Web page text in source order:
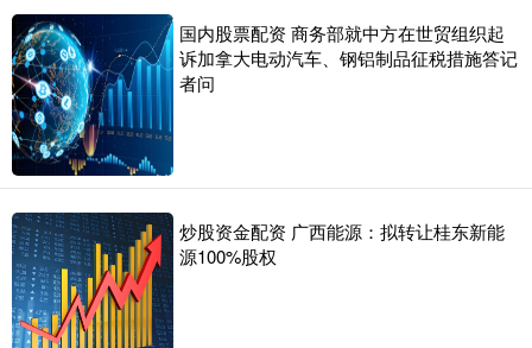
国内股票配资 商务部就中方在世贸组织起
诉加拿大电动汽车、钢铝制品征税措施答记
者问
炒股资金配资 广西能源：拟转让桂东新能
源100%股权